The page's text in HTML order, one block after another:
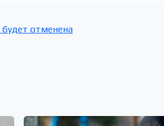
отменена